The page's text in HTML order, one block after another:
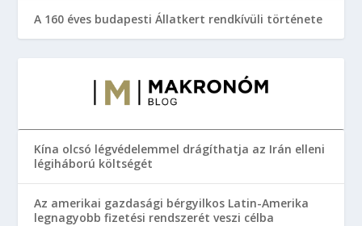
A 160 éves budapesti Állatkert rendkívüli története
Kína olcsó légvédelemmel drágíthatja az Irán elleni
légiháború költségét
Az amerikai gazdasági bérgyilkos Latin-Amerika
legnagyobb fizetési rendszerét veszi célba